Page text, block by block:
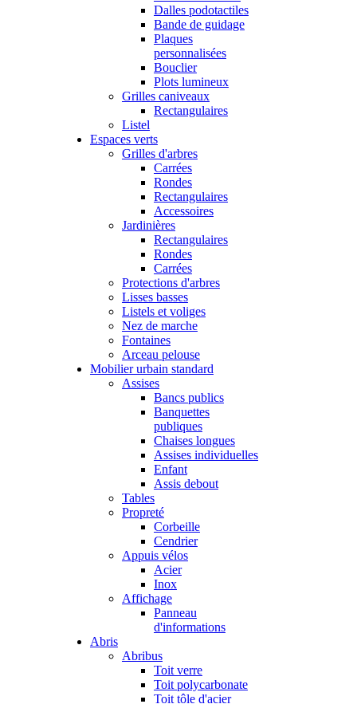
Dalles podotactiles
Bande de guidage
Plaques
personnalisées
Bouclier
Plots lumineux
Grilles caniveaux
Rectangulaires
Listel
Espaces verts
Grilles d'arbres
Carrées
Rondes
Rectangulaires
Accessoires
Jardinières
Rectangulaires
Rondes
Carrées
Protections d'arbres
Lisses basses
Listels et voliges
Nez de marche
Fontaines
Arceau pelouse
Mobilier urbain standard
Assises
Bancs publics
Banquettes
publiques
Chaises longues
Assises individuelles
Enfant
Assis debout
Tables
Propreté
Corbeille
Cendrier
Appuis vélos
Acier
Inox
Affichage
Panneau
d'informations
Abris
Abribus
Toit verre
Toit polycarbonate
Toit tôle d'acier